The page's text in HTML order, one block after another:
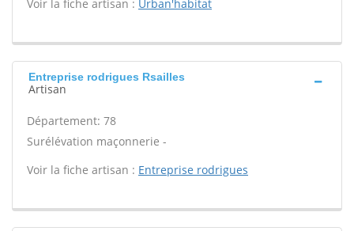
Voir la fiche artisan : Urban'habitat
Entreprise rodrigues Rsailles
Artisan
Département: 78
Surélévation maçonnerie -
Voir la fiche artisan : Entreprise rodrigues